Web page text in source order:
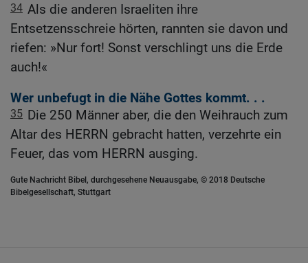
34 Als die anderen Israeliten ihre
Entsetzensschreie hörten, rannten sie davon und
riefen: »Nur fort! Sonst verschlingt uns die Erde
auch!«
Wer unbefugt in die Nähe Gottes kommt. . .
35 Die 250 Männer aber, die den Weihrauch zum
Altar des HERRN gebracht hatten, verzehrte ein
Feuer, das vom HERRN ausging.
Gute Nachricht Bibel, durchgesehene Neuausgabe, © 2018 Deutsche
Bibelgesellschaft, Stuttgart